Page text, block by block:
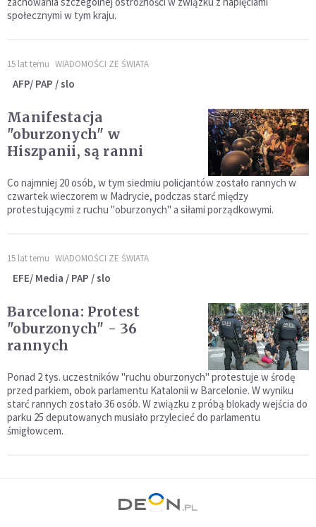
społecznymi w tym kraju.
15 lat temu WIADOMOŚCI ZE ŚWIATA
AFP/ PAP / slo
Manifestacja
"oburzonych" w
Hiszpanii, są ranni
Co najmniej 20 osób, w tym siedmiu policjantów zostało rannych w
czwartek wieczorem w Madrycie, podczas starć między
protestującymi z ruchu "oburzonych" a siłami porządkowymi.
15 lat temu WIADOMOŚCI ZE ŚWIATA
EFE/ Media / PAP / slo
Barcelona: Protest
"oburzonych" - 36
rannych
Ponad 2 tys. uczestników "ruchu oburzonych" protestuje w środę
przed parkiem, obok parlamentu Katalonii w Barcelonie. W wyniku
starć rannych zostało 36 osób. W związku z próbą blokady wejścia do
parku 25 deputowanych musiało przylecieć do parlamentu
śmigłowcem.